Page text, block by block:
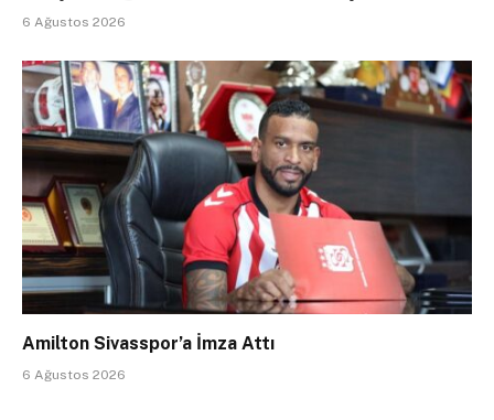
6 Ağustos 2026
Amilton Sivasspor’a İmza Attı
6 Ağustos 2026